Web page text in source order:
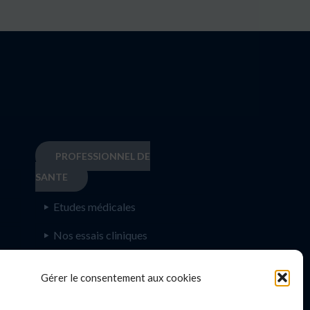
Gérer le consentement aux cookies
PROFESSIONNEL DE
SANTE
Etudes médicales
Nos essais cliniques